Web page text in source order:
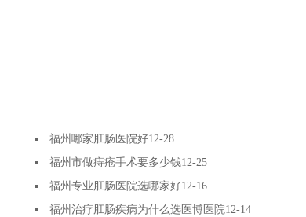
福州哪家肛肠医院好12-28
福州市做痔疮手术要多少钱12-25
福州专业肛肠医院选哪家好12-16
福州治疗肛肠疾病为什么选医博医院12-14